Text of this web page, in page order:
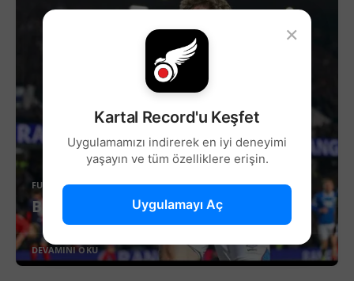
FUTBOL
Beşiktaş’ta Sağ Kanat İçin Yeni Aday!
DEVAMINI OKU
×
Kartal Record'u Keşfet
Uygulamamızı indirerek en iyi deneyimi
yaşayın ve tüm özelliklere erişin.
Uygulamayı Aç